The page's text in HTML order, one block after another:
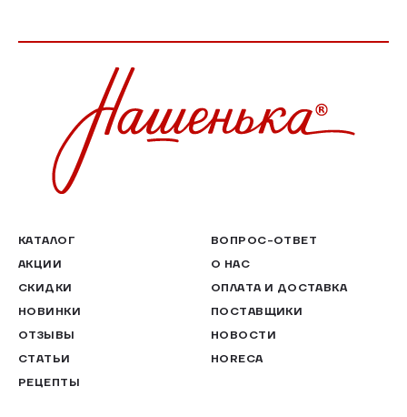
КАТАЛОГ
АКЦИИ
СКИДКИ
НОВИНКИ
ОТЗЫВЫ
СТАТЬИ
РЕЦЕПТЫ
ВОПРОС-ОТВЕТ
О НАС
ОПЛАТА И ДОСТАВКА
ПОСТАВЩИКИ
НОВОСТИ
HORECA